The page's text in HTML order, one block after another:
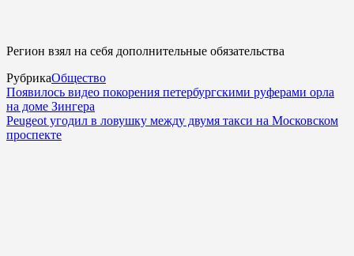
Регион взял на себя дополнительные обязательства
РубрикаОбщество
Появилось видео покорения петербургскими руферами орла
на доме Зингера
Peugeot угодил в ловушку между двумя такси на Московском
проспекте